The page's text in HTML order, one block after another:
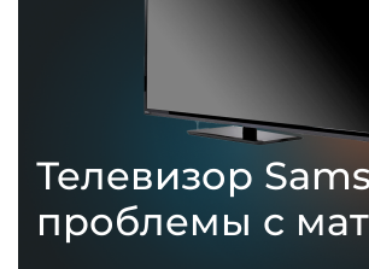
Телевизор
проблемы с